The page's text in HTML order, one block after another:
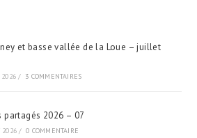
et basse vallée de la Loue – juillet
2026 / 3 COMMENTAIRES
partagés 2026 – 07
2026 / 0 COMMENTAIRE